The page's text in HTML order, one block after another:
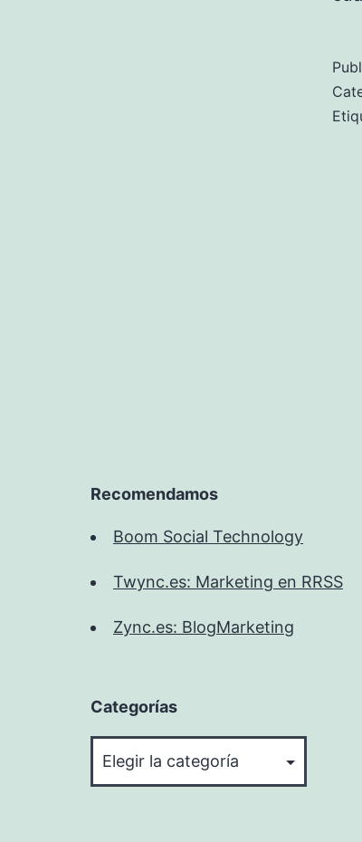
Recomendamos
Boom Social Technology
Twync.es: Marketing en RRSS
Zync.es: BlogMarketing
Categorías